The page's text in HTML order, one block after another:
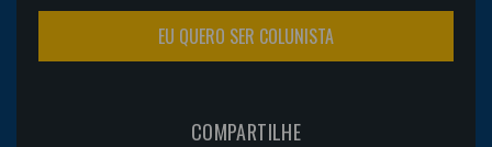
EU QUERO SER COLUNISTA
COMPARTILHE